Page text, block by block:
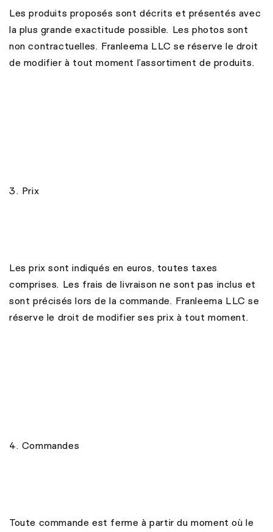
Les produits proposés sont décrits et présentés avec
la plus grande exactitude possible. Les photos sont
non contractuelles. Franleema LLC se réserve le droit
de modifier à tout moment l’assortiment de produits.
3. Prix
Les prix sont indiqués en euros, toutes taxes
comprises. Les frais de livraison ne sont pas inclus et
sont précisés lors de la commande. Franleema LLC se
réserve le droit de modifier ses prix à tout moment.
4. Commandes
Toute commande est ferme à partir du moment où le